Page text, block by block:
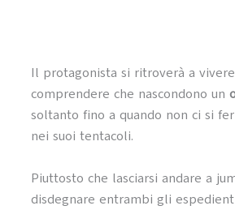
Il protagonista si ritroverà a
comprendere che nascondono un
soltanto fino a quando non ci si
nei suoi tentacoli.
Piuttosto che lasciarsi andare a
disdegnare entrambi gli